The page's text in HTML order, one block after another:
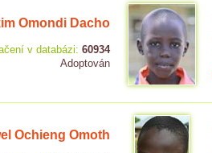
Omondi Dacho
v databázi: 60934
Adoptován
Ochieng Omoth